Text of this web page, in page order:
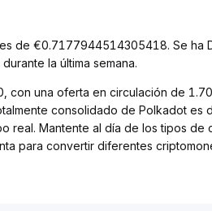
de €0.7177944514305418. Se ha
la última semana.
con una oferta en circulación de
consolidado de Polkadot es
real. Mantente al día de los tipos de
para convertir diferentes